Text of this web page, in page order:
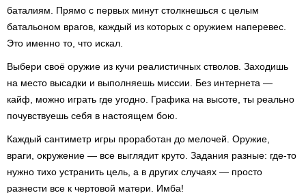
баталиям. Прямо с первых минут столкнешься с целым
батальоном врагов, каждый из которых с оружием наперевес.
Это именно то, что искал.
Выбери своё оружие из кучи реалистичных стволов. Заходишь
на место высадки и выполняешь миссии. Без интернета —
кайф, можно играть где угодно. Графика на высоте, ты реально
почувствуешь себя в настоящем бою.
Каждый сантиметр игры проработан до мелочей. Оружие,
враги, окружение — все выглядит круто. Задания разные: где-то
нужно тихо устранить цель, а в других случаях — просто
разнести все к чертовой матери. Имба!